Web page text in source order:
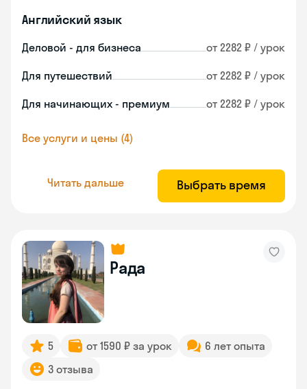
Английский язык
Деловой - для бизнеса от 2282 ₽ / урок
Для путешествий от 2282 ₽ / урок
Для начинающих - премиум от 2282 ₽ / урок
Все услуги и цены (4)
Читать дальше Выбрать время
Рада
5 от 1590 ₽ за урок
6 лет опыта
3 отзыва